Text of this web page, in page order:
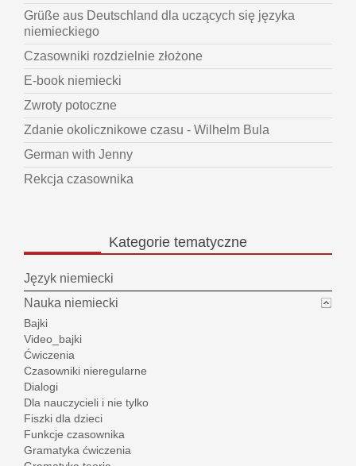
Grüße aus Deutschland dla uczących się języka
niemieckiego
Czasowniki rozdzielnie złożone
E-book niemiecki
Zwroty potoczne
Zdanie okolicznikowe czasu - Wilhelm Bula
German with Jenny
Rekcja czasownika
Kategorie tematyczne
Język niemiecki
Nauka niemiecki
Bajki
Video_bajki
Ćwiczenia
Czasowniki nieregularne
Dialogi
Dla nauczycieli i nie tylko
Fiszki dla dzieci
Funkcje czasownika
Gramatyka ćwiczenia